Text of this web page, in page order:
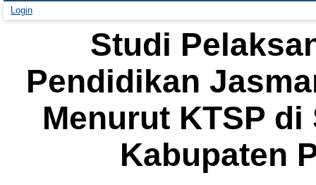
Login
Studi
Pendidikan
Menurut KTSP
Kabupaten